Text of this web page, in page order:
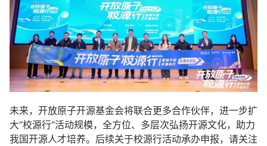
未来，开放原子开源基金会将联合更多合作伙伴，进一步扩
大“校源行”活动规模，全方位、多层次弘扬开源文化，助力
我国开源人才培养。后续关于校源行活动承办申报，请关注